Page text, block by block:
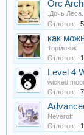
Orc
.Дочь Леса.
Ответов:
как
Тормозок
Ответов:
Level 4
wicked
Ответов:
7
Neveroff
Ответов: